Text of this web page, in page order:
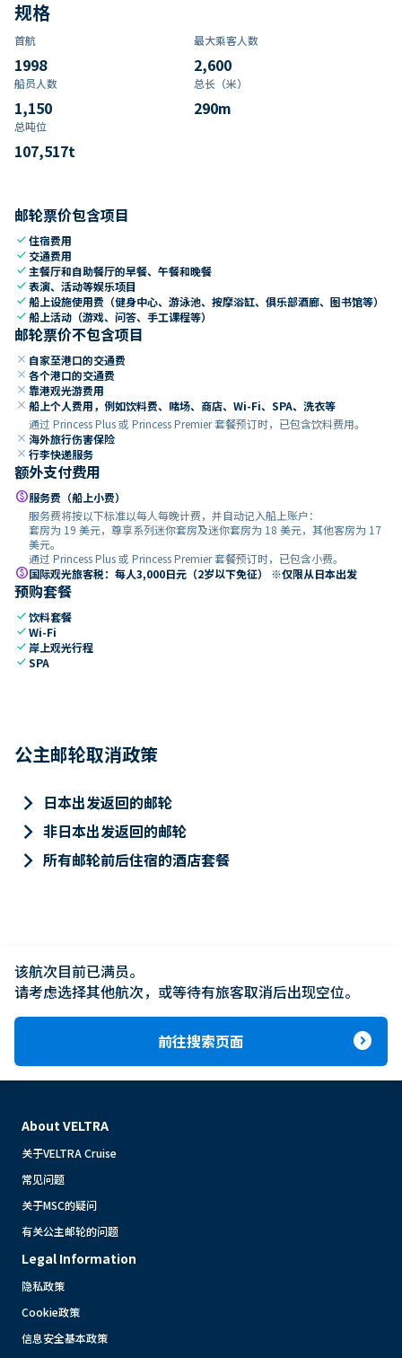
规格
首航
1998
最大乘客人数
2,600
船员人数
1,150
总长（米）
290m
总吨位
107,517t
邮轮票价包含项目
check住宿费用
check 交通费用
check 主餐厅和自助餐厅的早餐、午餐和晚餐
check表演、活动等娱乐项目
check船上设施使用费（健身中心、游泳池、按摩浴缸、俱乐部酒廊、图书馆等）
check船上活动（游戏、问答、手工课程等）
邮轮票价不包含项目
close 自家至港口的交通费
close 各个港口的交通费
close 靠港观光游费用
close 船上个人费用，例如饮料费、赌场、商店、Wi-Fi、SPA、洗衣等
通过 Princess Plus 或 Princess Premier 套餐预订时，已包含饮料费用。
close 海外旅行伤害保险
close 行李快递服务
额外支付费用
paid服务费（船上小费）
服务费将按以下标准以每人每晚计费，并自动记入船上账户：
套房为 19 美元，尊享系列迷你套房及迷你套房为 18 美元，其他客房为 17
美元。
通过 Princess Plus 或 Princess Premier 套餐预订时，已包含小费。
paid国际观光旅客税：每人3,000日元（2岁以下免征） ※仅限从日本出发
预购套餐
check饮料套餐
checkWi-Fi
check 岸上观光行程
checkSPA
公主邮轮取消政策
keyboard_arrow_right 日本出发返回的邮轮
keyboard_arrow_right 非日本出发返回的邮轮
keyboard_arrow_right 所有邮轮前后住宿的酒店套餐
该航次目前已满员。
请考虑选择其他航次，或等待有旅客取消后出现空位。
前往搜索页面 expand_circle_right
About VELTRA
关于VELTRA Cruise
常见问题
关于MSC的疑问
有关公主邮轮的问题
Legal Information
隐私政策
Cookie政策
信息安全基本政策